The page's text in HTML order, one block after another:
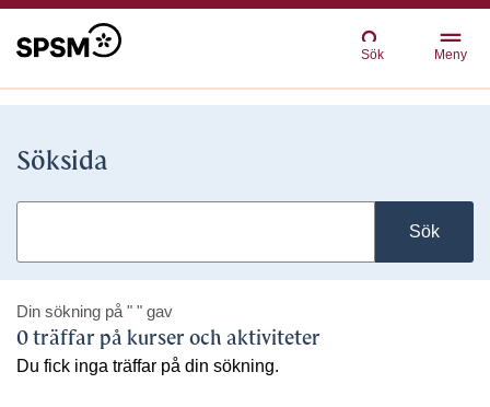
Sök Meny
Söksida
Sök
Din sökning på " " gav
0 träffar på kurser och aktiviteter
Du fick inga träffar på din sökning.